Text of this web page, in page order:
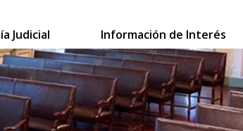
Judicial Información de Interés